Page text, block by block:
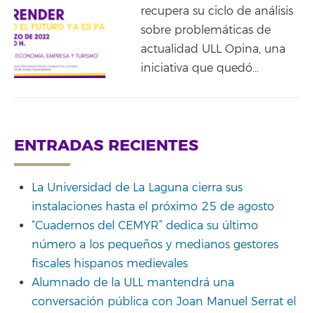
recupera su ciclo de análisis
sobre problemáticas de
actualidad ULL Opina, una
iniciativa que quedó…
ENTRADAS RECIENTES
La Universidad de La Laguna cierra sus
instalaciones hasta el próximo 25 de agosto
“Cuadernos del CEMYR” dedica su último
número a los pequeños y medianos gestores
fiscales hispanos medievales
Alumnado de la ULL mantendrá una
conversación pública con Joan Manuel Serrat el